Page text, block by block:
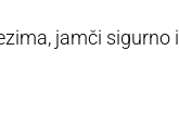
jamči sigurno i